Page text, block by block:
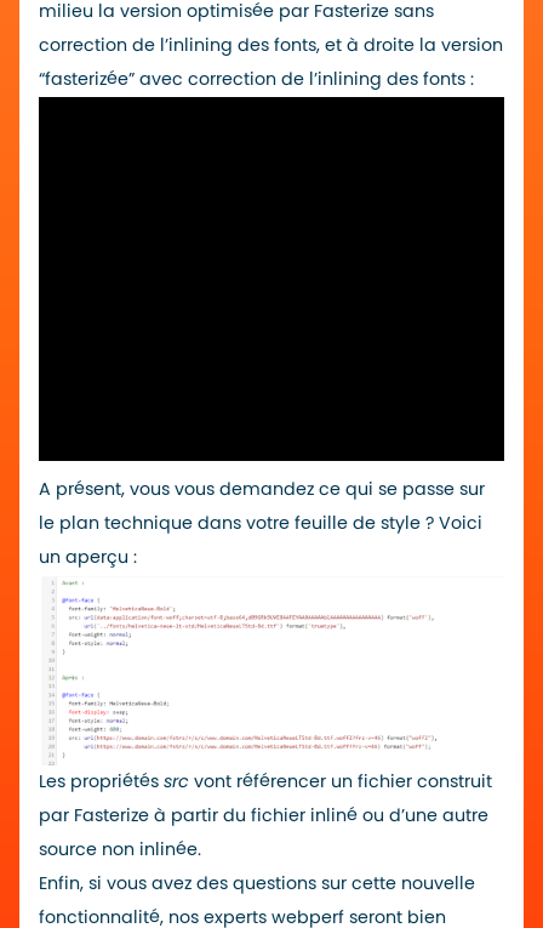
milieu la version optimisée par Fasterize sans
correction de l’inlining des fonts, et à droite la version
“fasterizée” avec correction de l’inlining des fonts :
A présent, vous vous demandez ce qui se passe sur
le plan technique dans votre feuille de style ? Voici
un aperçu :
Les propriétés src vont référencer un fichier construit
par Fasterize à partir du fichier inliné ou d’une autre
source non inlinée.
Enfin, si vous avez des questions sur cette nouvelle
fonctionnalité, nos experts webperf seront bien